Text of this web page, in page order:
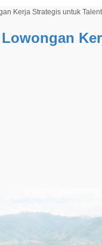
Kerja Strategis untuk
Lowongan